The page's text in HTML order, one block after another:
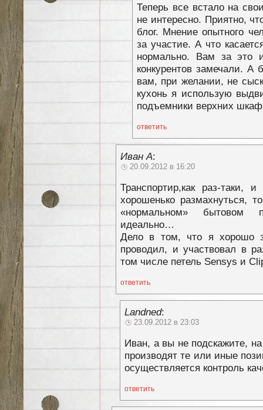
Теперь все встало на
не интересно. Приятно,
блог. Мнение опытного
за участие. А что
нормально. Вам за это
конкурентов замечали. А
вам, при желании, не
кухонь я использую
подъемники верхних
ответить
Иван А:
20.09.2012 в 16:20
Транспортир,как раз-таки,
хорошенько размахнуться,
«нормальном» бытовом
идеально…
Дело в том, что я хорошо
проводил, и участвовал в
том числе петель Sensys и
ответить
Landned:
23.09.2012 в 23:03
Иван, а вы не подскажите, на
производят те или иные
осуществляется контроль
ответить